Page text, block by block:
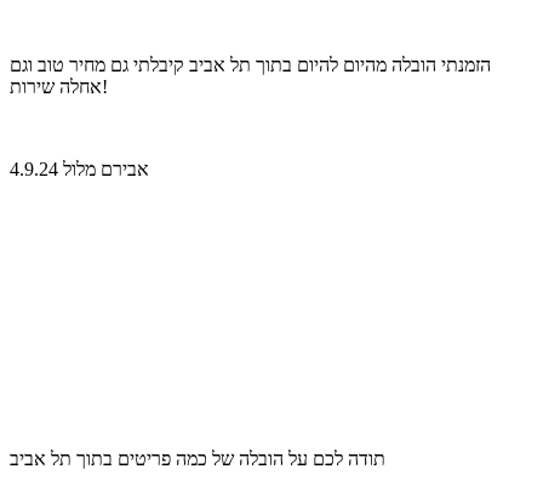
הזמנתי הובלה מהיום להיום בתוך תל אביב קיבלתי גם מחיר טוב וגם
אחלה שירות!
אבירם מלול 4.9.24
תודה לכם על הובלה של כמה פריטים בתוך תל אביב